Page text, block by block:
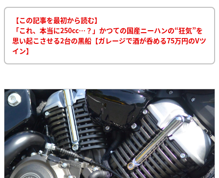
【この記事を最初から読む】
「これ、本当に250cc…？」かつての国産ニーハンの“狂気”を
思い起こさせる2台の黒船【ガレージで酒が呑める75万円のVツ
イン】